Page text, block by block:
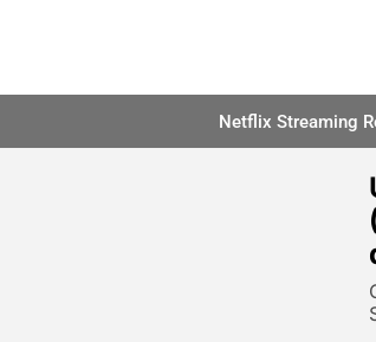
Netflix Streaming